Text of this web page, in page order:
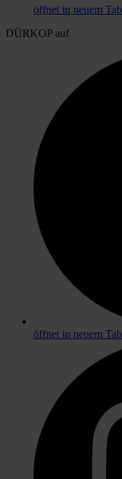
öffnet in neuem Tab
DÜRKOP auf
öffnet in neuem Tab